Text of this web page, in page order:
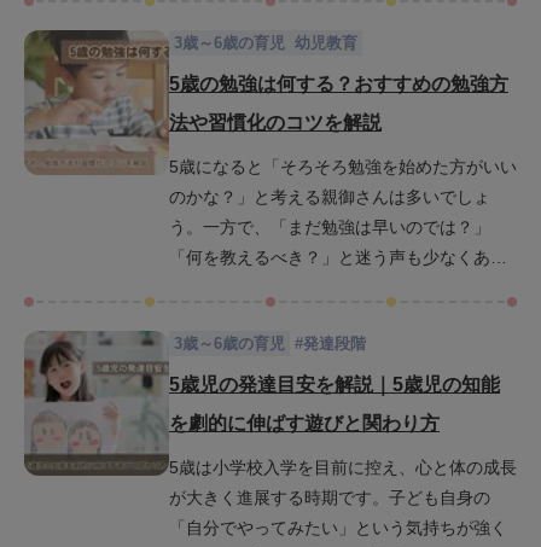
この記事では、5歳児が勉強を嫌がる理由を丁
寧に紐解きながら親子のストレスやイライラ
幼児教育の具体策を紹介します。読み終える
頃には、接し方に前向きな変化を感じていた
だけるはずです。
3歳～6歳の育児 幼児教育
5歳の勉強は何する？おすすめの勉強方
法や習慣化のコツを解説
5歳になると「そろそろ勉強を始めた方がいい
のかな？」と考える親御さんは多いでしょ
う。一方で、「まだ勉強は早いのでは？」
「何を教えるべき？」と迷う声も少なくあり
もつ時期です。そんな今だからこそ、どんな
風に勉強にふれるかがとても大切です。この
習法、習慣化するための実践的なコツを紹介
します。子どもが「楽しい」と感じられる工
夫や、家庭で無理なく取り入れられる学習法
を紹介しているので、お子さんに合った勉強
3歳～6歳の育児 #発達段階
5歳児の発達目安を解説｜5歳児の知能
を劇的に伸ばす遊びと関わり方
5歳は小学校入学を目前に控え、心と体の成長
が大きく進展する時期です。子ども自身の
「自分でやってみたい」という気持ちが強く